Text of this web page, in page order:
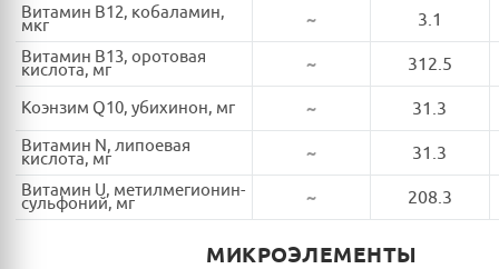
Витамин B12, кобаламин,
мкг ~ 3.1
Витамин B13, оротовая
кислота, мг ~ 312.5
Коэнзим Q10, убихинон, мг ~ 31.3
Витамин N, липоевая
кислота, мг ~ 31.3
Витамин U, метилмегионин-
сульфоний, мг ~ 208.3
МИКРОЭЛЕМЕНТЫ